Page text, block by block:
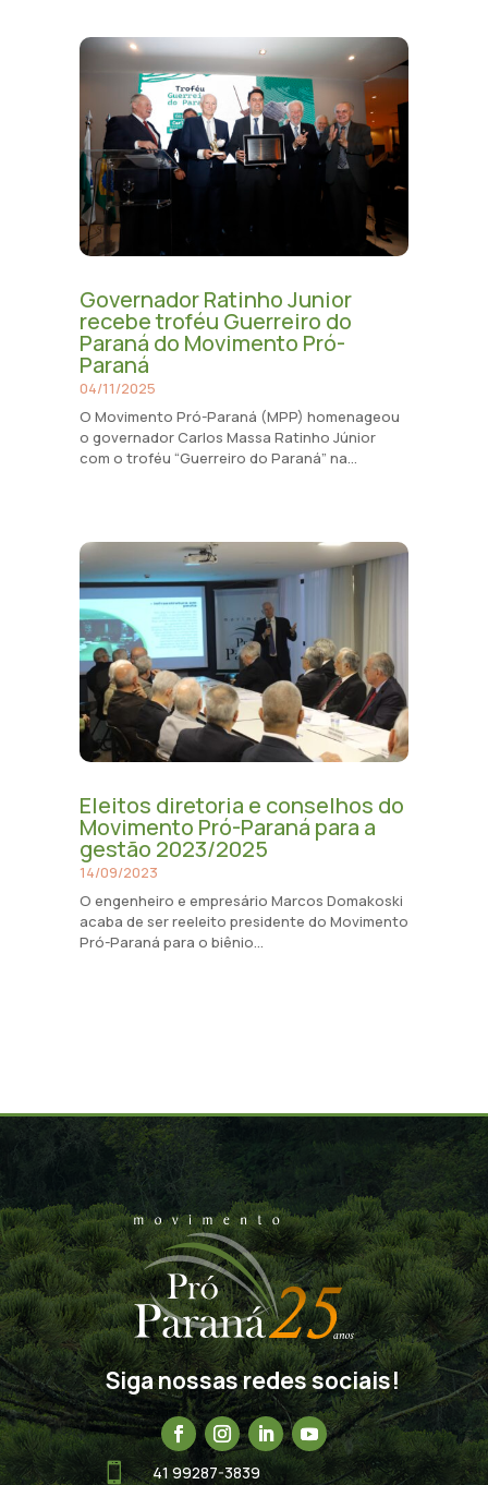
Governador Ratinho Junior
recebe troféu Guerreiro do
Paraná do Movimento Pró-
Paraná
04/11/2025
O Movimento Pró-Paraná (MPP) homenageou
o governador Carlos Massa Ratinho Júnior
com o troféu “Guerreiro do Paraná” na...
Eleitos diretoria e conselhos do
Movimento Pró-Paraná para a
gestão 2023/2025
14/09/2023
O engenheiro e empresário Marcos Domakoski
acaba de ser reeleito presidente do Movimento
Pró-Paraná para o biênio...
Siga nossas redes sociais!
 41 99287-3839